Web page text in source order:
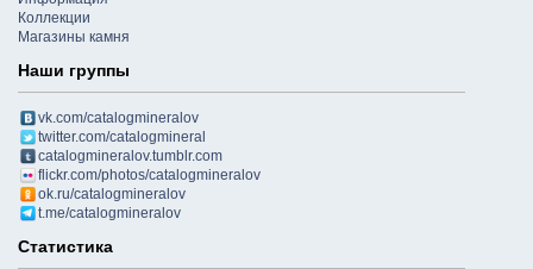
Коллекции
Магазины камня
Наши группы
vk.com/catalogmineralov
twitter.com/catalogmineral
catalogmineralov.tumblr.com
flickr.com/photos/catalogmineralov
ok.ru/catalogmineralov
t.me/catalogmineralov
Статистика